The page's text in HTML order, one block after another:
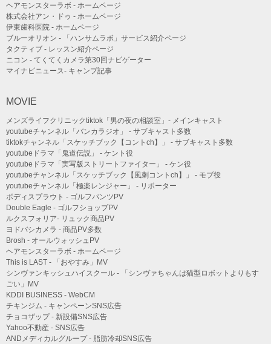
ヘアモンスターラボ - ホームページ
株式会社アン・ドゥ - ホームページ
伊東歯科医院 - ホームページ
ブルーオリオン - 「ハンサムラボ」サービス紹介ページ
タクティブ - レッスン紹介ページ
ニコン - てくてくカメラ第30回ナビゲーター
マイナビニュース- キャンプ記事
MOVIE
メンズライフクリニックtiktok「男の夜の相談室」- メインキャスト
youtubeチャンネル「バンカラジオ」 - サブキャスト多数
tiktokチャンネル「スケッチブック【コントch】」 - サブキャスト多数
youtubeドラマ「鬼道伝説」 - ケント役
youtubeドラマ「実写版ストリートファイター」 - ケン役
youtubeチャンネル「スケッチブック【風刺コントch】」 - モブ役
youtubeチャンネル「極楽レンジャー」 - リポーター
ボディスプラウト - ゴルフパンツPV
Double Eagle - ゴルフショップPV
ルクスフォリア- リュック商品PV
ヨドバシカメラ - 商品PV多数
Brosh - オールウォッシュPV
ヘアモンスターラボ - ホームページ
This is LAST - 「おやすみ」MV
シンヴァンキッシュハイスクール - 「シンヴァちゃんは猫型ロボットよりもす
ごい」MV
KDDI BUSINESS - WebCM
チキンジム - キャンペーンSNS広告
チョコザップ - 新設備SNS広告
Yahoo不動産 - SNS広告
ANDメディカルグループ - 脂肪冷却SNS広告